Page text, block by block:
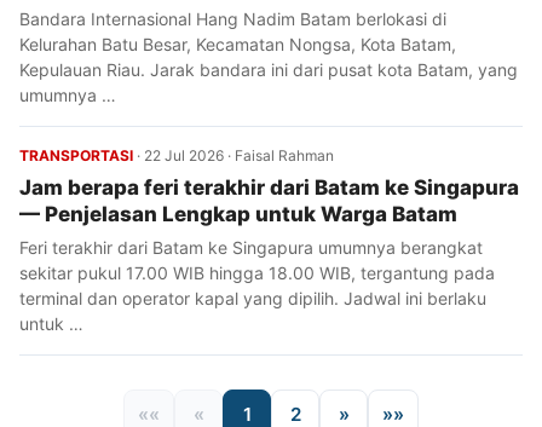
Bandara Internasional Hang Nadim Batam berlokasi di
Kelurahan Batu Besar, Kecamatan Nongsa, Kota Batam,
Kepulauan Riau. Jarak bandara ini dari pusat kota Batam, yang
umumnya …
TRANSPORTASI · 22 Jul 2026 · Faisal Rahman
Jam berapa feri terakhir dari Batam ke Singapura
— Penjelasan Lengkap untuk Warga Batam
Feri terakhir dari Batam ke Singapura umumnya berangkat
sekitar pukul 17.00 WIB hingga 18.00 WIB, tergantung pada
terminal dan operator kapal yang dipilih. Jadwal ini berlaku
untuk …
«« « 1 2 » »»